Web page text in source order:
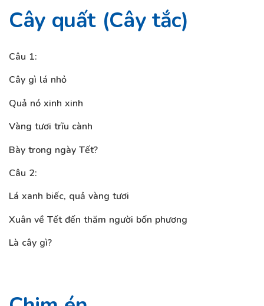
Cây quất (Cây tắc)
Câu 1:
Cây gì lá nhỏ
Quả nó xinh xinh
Vàng tươi trĩu cành
Bày trong ngày Tết?
Câu 2:
Lá xanh biếc, quả vàng tươi
Xuân về Tết đến thăm người bốn phương
Là cây gì?